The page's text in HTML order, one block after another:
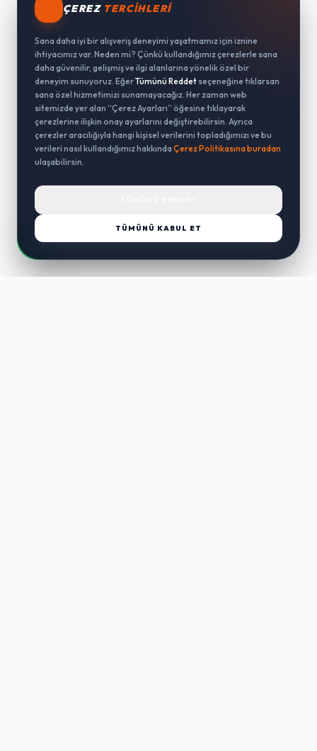
ÇEREZ TERCIHLERI
Sana daha iyi bir alışveriş deneyimi yaşatmamız için iznine
ihtiyacımız var. Neden mi? Çünkü kullandığımız çerezlerle sana
daha güvenilir, gelişmiş ve ilgi alanlarına yönelik özel bir
deneyim sunuyoruz. EğerTümünü Reddet seçeneğine tıklarsan
sana özel hizmetimizi sunamayacağız. Her zaman web
sitemizde yer alan “Çerez Ayarları” öğesine tıklayarak
çerezlerine ilişkin onay ayarlarını değiştirebilirsin. Ayrıca
çerezler aracılığıyla hangi kişisel verilerini topladığımızı ve bu
verileri nasıl kullandığımız hakkında Çerez Politikasına buradan
ulaşabilirsin.
TÜMÜNÜ KABUL ET